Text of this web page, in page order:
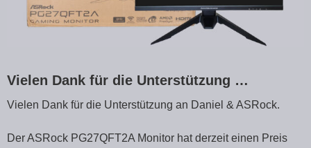
Vielen Dank für die Unterstützung …
Vielen Dank für die Unterstützung an Daniel & ASRock.
Der ASRock PG27QFT2A Monitor hat derzeit einen Preis